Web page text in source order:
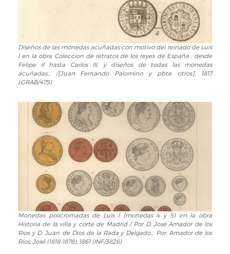
Diseños
de
monedas
con
motivo
reinado
Coleccion
de
retratos
de
Diseños de las monedas acuñadas con motivo del reinado de Luis
I en la obra Coleccion de retratos de los reyes de España : desde
Felipe II hasta Carlos III, y diseños de todas las monedas
acuñadas... /[Juan Fernando Palomino y pbte. otros], 1817
(GRAB/475)
Monedas
policromadas
de
Monedas policromadas de Luis I (monedas 4 y 5) en la obra
Historia de la villa y corte de Madrid / Por D. José Amador de los
Ríos y D. Juan de Dios de la Rada y Delgado... Por: Amador de los
Ríos, José (1818-1878), 1861 (INF/3826)